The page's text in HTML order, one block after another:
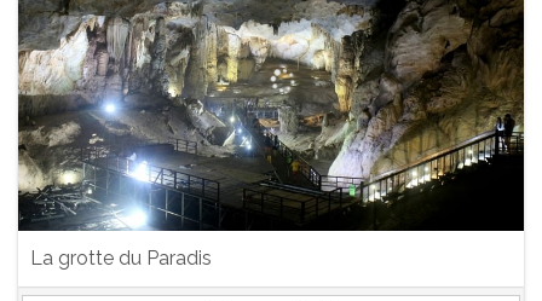
La grotte du Paradis